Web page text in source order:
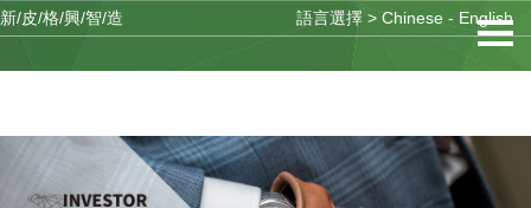
新/皮/格/興/智/造 語言選擇 > Chinese - English